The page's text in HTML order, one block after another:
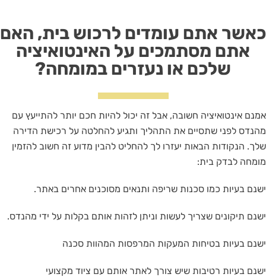
כאשר אתם עומדים לרכוש בית, האם
אתם מסתמכים על האינטואיציה
שלכם או נעזרים במומחה?
אמנם אינטואיציה חשובה, אבל זה יכול להיות חכם יותר להתייעץ עם
מהנדס לפני שתסיים את התהליך ותגיע להחלטה על רכישת הדירה
שלך. הנקודות הבאות יעזרו לך להחליט להבין מדוע זה חשוב להזמין
מומחה לבדק בית:
ישנם בעיות כמו סכנות שריפה ותנאים מסוכנים אחרים באתר.
ישנם תיקונים שצריך לעשות וניתן לזהות אותם בקלות על ידי מהנדס.
ישנם בעיות בטיחות המעקות המרפסות המהוות סכנה
ישנם בעיות רטיבות שיש צורך לאתר אותם עם ציוד מקצועי